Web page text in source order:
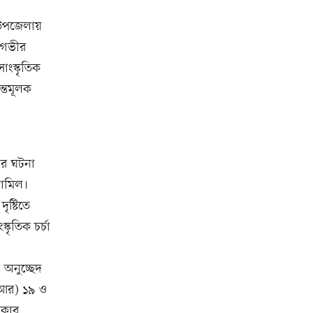
ঘটনা
চর্চা
অনুচ্ছেদ
১৯ ও